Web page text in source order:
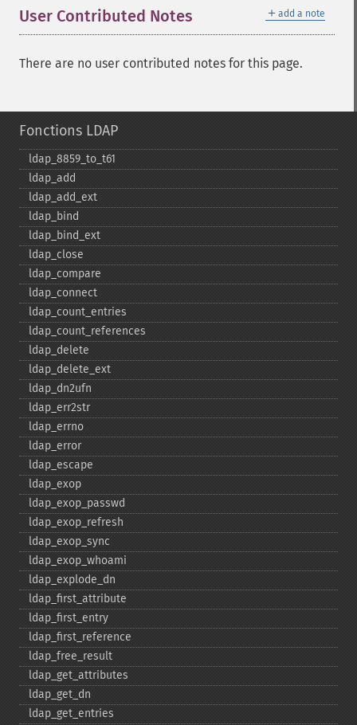
＋ add a note
User Contributed Notes
There are no user contributed notes for this page.
Fonctions LDAP
ldap_​8859_​to_​t61
ldap_​add
ldap_​add_​ext
ldap_​bind
ldap_​bind_​ext
ldap_​close
ldap_​compare
ldap_​connect
ldap_​count_​entries
ldap_​count_​references
ldap_​delete
ldap_​delete_​ext
ldap_​dn2ufn
ldap_​err2str
ldap_​errno
ldap_​error
ldap_​escape
ldap_​exop
ldap_​exop_​passwd
ldap_​exop_​refresh
ldap_​exop_​sync
ldap_​exop_​whoami
ldap_​explode_​dn
ldap_​first_​attribute
ldap_​first_​entry
ldap_​first_​reference
ldap_​free_​result
ldap_​get_​attributes
ldap_​get_​dn
ldap_​get_​entries